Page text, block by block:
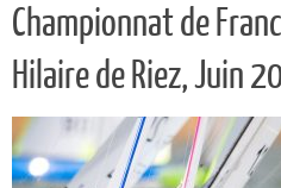
Championnat de
Hilaire de Riez, Juin